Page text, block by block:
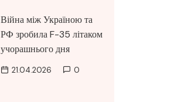
Війна між Україною та
РФ зробила F-35 літаком
учорашнього дня
21.04.2026 0